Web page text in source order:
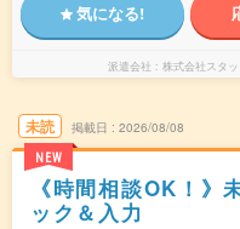
気になる!
派遣会社 株式会社スタ
未読
NEW
掲載日 2026/08/08
《時間相談OK！》
ック＆入力